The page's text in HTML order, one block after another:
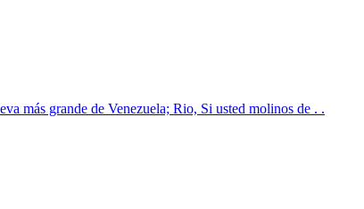
más grande de Venezuela; Rio, Si usted molinos de . .